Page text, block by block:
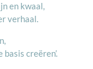
en kwaal,
verhaal.
creëren’.